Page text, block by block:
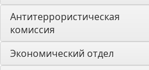
Антитеррористическая
комиссия
Экономический отдел